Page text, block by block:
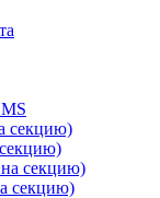
секцию)
на секцию)
секцию)